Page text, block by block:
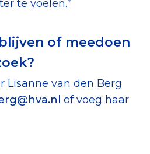
te voelen.”
of meedoen
Lisanne van den Berg
of voeg haar